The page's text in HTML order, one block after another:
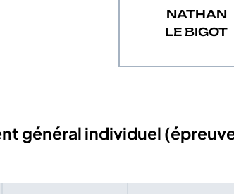
NATHAN
LE BIGOT
général individuel